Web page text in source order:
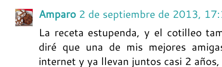
Amparo 2 de septiembre de 2013,
La receta estupenda, y el cotilleo
diré que una de mis mejores
internet y ya llevan juntos casi 2